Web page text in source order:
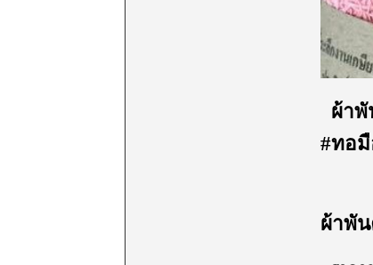
ผ้าพั
#ทอมื
ผ้าพั